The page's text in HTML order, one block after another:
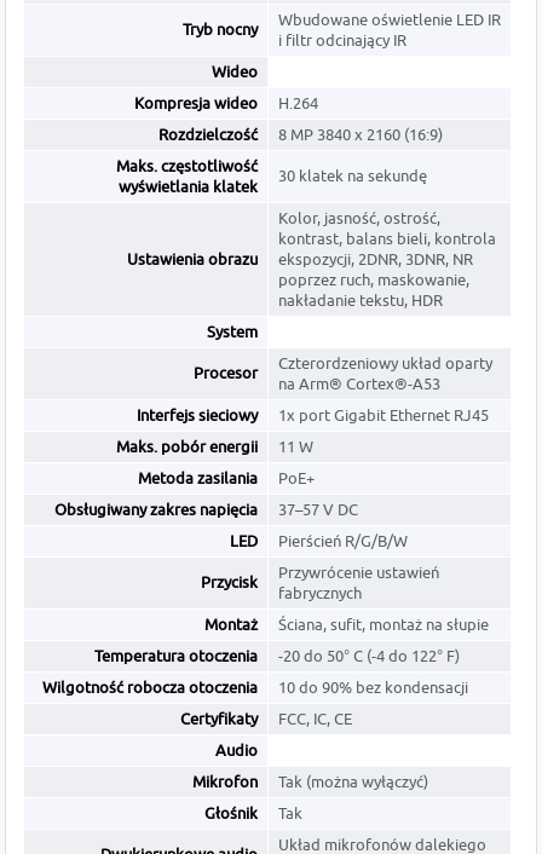
Tryb nocny
Wbudowane oświetlenie LED IR
i filtr odcinający IR
Wideo
Kompresja wideo
H.264
Rozdzielczość
8 MP 3840 x 2160 (16:9)
Maks. częstotliwość
wyświetlania klatek
30 klatek na sekundę
Ustawienia obrazu
Kolor, jasność, ostrość,
kontrast, balans bieli, kontrola
ekspozycji, 2DNR, 3DNR, NR
poprzez ruch, maskowanie,
nakładanie tekstu, HDR
System
Procesor
Czterordzeniowy układ oparty
na Arm® Cortex®-A53
Interfejs sieciowy
1x port Gigabit Ethernet RJ45
Maks. pobór energii
11 W
Metoda zasilania
PoE+
Obsługiwany zakres napięcia
37–57 V DC
LED
Pierścień R/G/B/W
Przycisk
Przywrócenie ustawień
fabrycznych
Montaż
Ściana, sufit, montaż na słupie
Temperatura otoczenia
-20 do 50° C (-4 do 122° F)
Wilgotność robocza otoczenia
10 do 90% bez kondensacji
Certyfikaty
FCC, IC, CE
Audio
Mikrofon
Tak (można wyłączyć)
Głośnik
Tak
Układ mikrofonów dalekiego